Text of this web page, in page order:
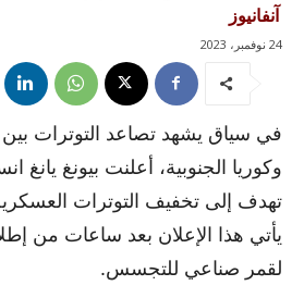
آنفانيوز
24 نوفمبر، 2023
في سياق يشهد تصاعد التوترات بين
وكوريا الجنوبية، أعلنت بيونغ يانغ
تهدف إلى تخفيف التوترات
يأتي هذا الإعلان بعد ساعات من
لقمر صناعي للتجسس.